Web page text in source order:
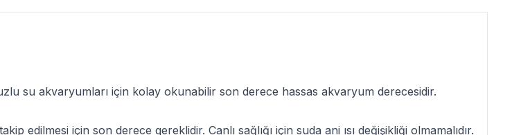
su akvaryumları için kolay okunabilir son derece hassas akvaryum derecesidir.
edilmesi için son derece gereklidir. Canlı sağlığı için suda ani ısı değişikliği olmamalıdır.